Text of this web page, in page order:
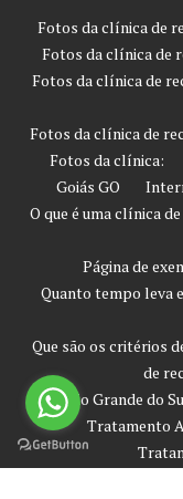
Fotos da clínica de
Fotos da clínica de
Fotos da clínica de
Fotos da clínica de
Fotos da clínica:
Goiás GO
O que é uma clínica
Página de
Quanto tempo leva
Que são os critérios
de
Rio Grande do
Tratamento